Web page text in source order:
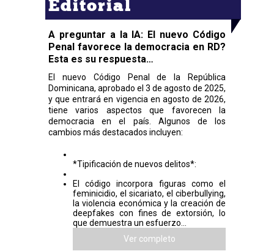
A preguntar a la IA: El nuevo Código
Penal favorece la democracia en RD?
Esta es su respuesta…
El nuevo Código Penal de la República
Dominicana, aprobado el 3 de agosto de 2025,
y que entrará en vigencia en agosto de 2026,
tiene varios aspectos que favorecen la
democracia en el país. Algunos de los
cambios más destacados incluyen:
*Tipificación de nuevos delitos*:
El código incorpora figuras como el
feminicidio, el sicariato, el ciberbullying,
la violencia económica y la creación de
deepfakes con fines de extorsión, lo
que demuestra un esfuerzo...
Ver completo